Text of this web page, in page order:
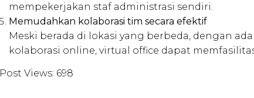
mempekerjakan staf administrasi sendiri.
Memudahkan kolaborasi tim secara efektif
Meski berada di lokasi yang berbeda, dengan
kolaborasi online, virtual office dapat
Post Views: 698